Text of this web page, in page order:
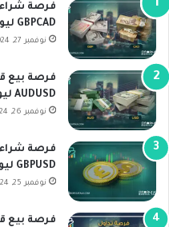
فرصة
GBPCAD ليوم 27-11-2024
نوفمبر 27, 2024
فرصة بيع
AUDUSD ليوم 26-11-2024
نوفمبر 26, 2024
فرصة
GBPUSD ليوم 25/11/2024
نوفمبر 25, 2024
فرصة بيع